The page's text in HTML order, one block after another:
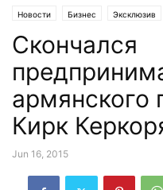
Новости Бизнес Эксклюзив
Скончался
армянского
Кирк
Jun 16, 2015